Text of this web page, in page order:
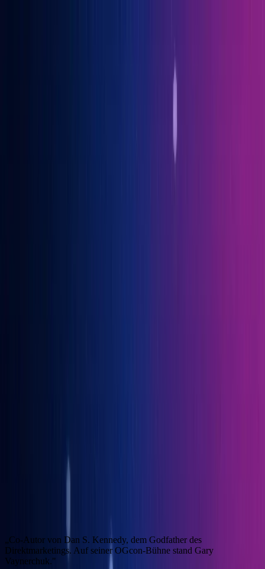
„Co-Autor von Dan S. Kennedy, dem Godfather des
Direktmarketings. Auf seiner OGcon-Bühne stand Gary
Vaynerchuk."